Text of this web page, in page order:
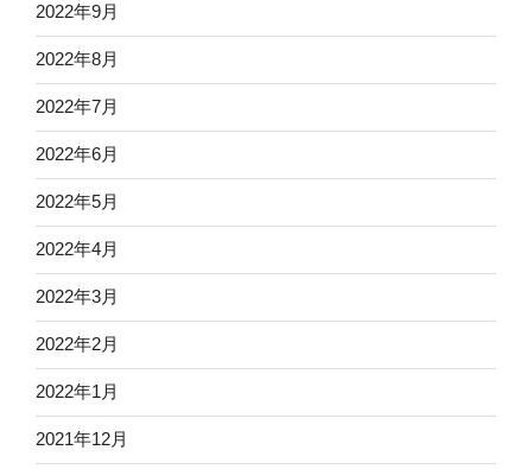
2022年9月
2022年8月
2022年7月
2022年6月
2022年5月
2022年4月
2022年3月
2022年2月
2022年1月
2021年12月